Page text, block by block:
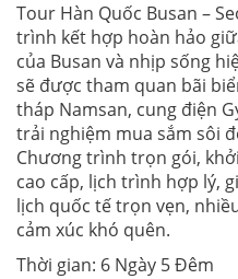
Tour Hàn Quốc Busan –
trình kết hợp hoàn hảo
của Busan và nhịp sống
sẽ được tham quan bãi
tháp Namsan, cung điện
trải nghiệm mua sắm sôi
Chương trình trọn gói,
cao cấp, lịch trình hợp lý,
lịch quốc tế trọn vẹn,
cảm xúc khó quên.
Thời gian: 6 Ngày 5 Đêm